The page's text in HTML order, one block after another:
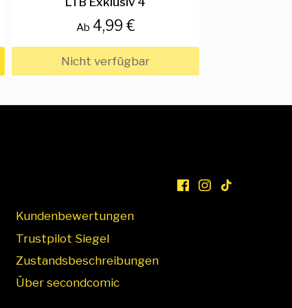
Ab 4,99 €
Nicht verfügbar
Kundenbewertungen
Trustpilot Siegel
Zustandsbeschreibungen
Über secondcomic